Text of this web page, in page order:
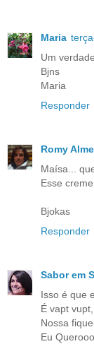
Maria
Um
Bjns
Maria
Responder
Romy
Maísa...
Esse
Bjokas
Responder
Sabor em
Isso é que
É vapt
Nossa
Eu